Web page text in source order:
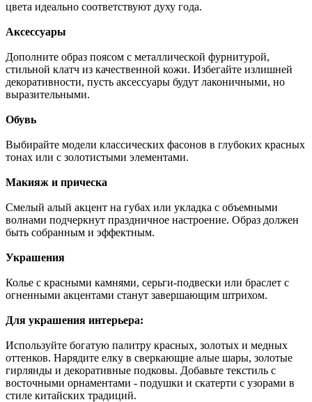
цвета идеально соответствуют духу года.
Аксессуары
Дополните образ поясом с металлической фурнитурой,
стильной клатч из качественной кожи. Избегайте излишней
декоративности, пусть аксессуары будут лаконичными, но
выразительными.
Обувь
Выбирайте модели классических фасонов в глубоких красных
тонах или с золотистыми элементами.
Макияж и прическа
Смелый алый акцент на губах или укладка с объемными
волнами подчеркнут праздничное настроение. Образ должен
быть собранным и эффектным.
Украшения
Колье с красными камнями, серьги-подвески или браслет с
огненными акцентами станут завершающим штрихом.
Для украшения интерьера:
Используйте богатую палитру красных, золотых и медных
оттенков. Нарядите елку в сверкающие алые шары, золотые
гирлянды и декоративные подковы. Добавьте текстиль с
восточными орнаментами - подушки и скатерти с узорами в
стиле китайских традиций.